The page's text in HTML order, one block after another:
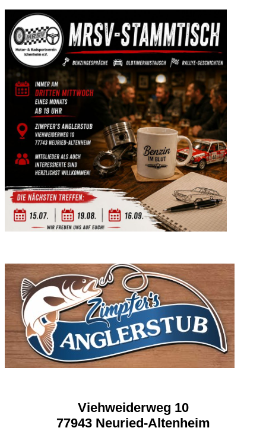
Viehweiderweg 10
77943 Neuried-Altenheim